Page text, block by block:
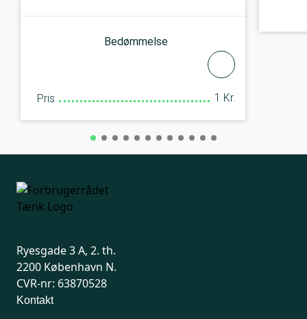
Bedømmelse
Pris 1 Kr.
Ryesgade 3 A, 2. th.
2200 København N.
CVR-nr: 63870528
Kontakt